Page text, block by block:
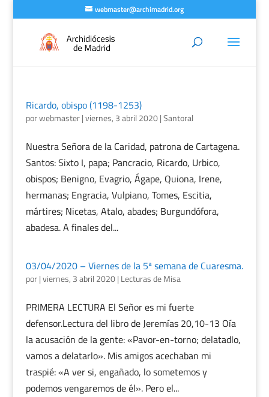
webmaster@archimadrid.org
Ricardo, obispo (1198-1253)
porwebmaster|viernes, 3 abril 2020|Santoral
Nuestra Señora de la Caridad, patrona de Cartagena.
Santos: Sixto I, papa; Pancracio, Ricardo, Urbico,
obispos; Benigno, Evagrio, Ágape, Quiona, Irene,
hermanas; Engracia, Vulpiano, Tomes, Escitia,
mártires; Nicetas, Atalo, abades; Burgundófora,
abadesa. A finales del...
03/04/2020 – Viernes de la 5ª semana de Cuaresma.
por|viernes, 3 abril 2020| Lecturas de Misa
PRIMERA LECTURA El Señor es mi fuerte
defensor.Lectura del libro de Jeremías 20,10-13 Oía
la acusación de la gente: «Pavor-en-torno; delatadlo,
vamos a delatarlo». Mis amigos acechaban mi
traspié: «A ver si, engañado, lo sometemos y
podemos vengaremos de él». Pero el...